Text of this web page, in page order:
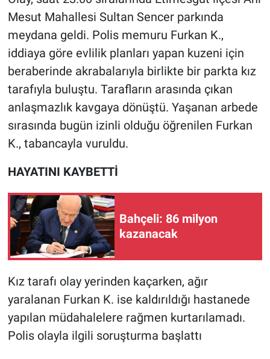
Mesut Mahallesi Sultan Sencer parkında
meydana geldi. Polis memuru Furkan K.,
iddiaya göre evlilik planları yapan kuzeni için
beraberinde akrabalarıyla birlikte bir parkta kız
tarafıyla buluştu. Tarafların arasında çıkan
anlaşmazlık kavgaya dönüştü. Yaşanan arbede
sırasında bugün izinli olduğu öğrenilen Furkan
K., tabancayla vuruldu.
HAYATINI KAYBETTİ
Bahçeli: 86 milyon
kazanacak
Kız tarafı olay yerinden kaçarken, ağır
yaralanan Furkan K. ise kaldırıldığı hastanede
yapılan müdahalelere rağmen kurtarılamadı.
Polis olayla ilgili soruşturma başlattı
Gündem Özel
Günün görüntüsü
Haber
İlan
Kimdir
Kültür Sanat
Ne demişti
Nedir
Popüler
Programlar